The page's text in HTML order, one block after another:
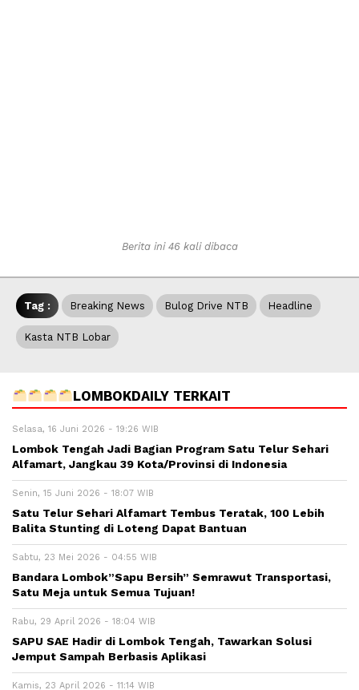
Berita ini 46 kali dibaca
Tag : Breaking News Bulog Drive NTB Headline
Kasta NTB Lobar
LOMBOKDAILY TERKAIT
Selasa, 16 Juni 2026 - 19:26 WIB
Lombok Tengah Jadi Bagian Program Satu Telur Sehari
Alfamart, Jangkau 39 Kota/Provinsi di Indonesia
Senin, 15 Juni 2026 - 18:07 WIB
Satu Telur Sehari Alfamart Tembus Teratak, 100 Lebih
Balita Stunting di Loteng Dapat Bantuan
Sabtu, 23 Mei 2026 - 04:55 WIB
Bandara Lombok”Sapu Bersih” Semrawut Transportasi,
Satu Meja untuk Semua Tujuan!
Rabu, 29 April 2026 - 18:04 WIB
SAPU SAE Hadir di Lombok Tengah, Tawarkan Solusi
Jemput Sampah Berbasis Aplikasi
Kamis, 23 April 2026 - 11:14 WIB